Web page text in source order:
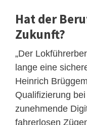
Hat der
Zukunft?
„Der
lange eine
Heinrich
Qualifizierung
zunehmende
fahrerlosen